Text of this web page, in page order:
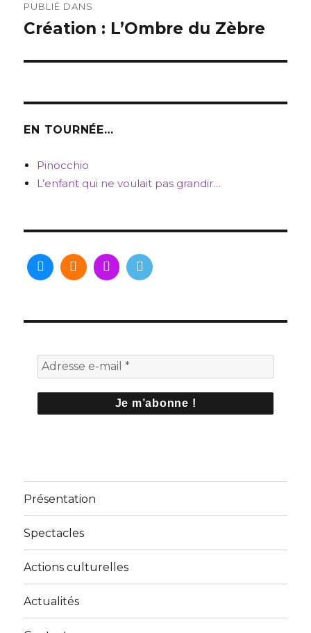
de
PUBLIÉ DANS
Création : L’Ombre du Zèbre
EN TOURNÉE…
Pinocchio
L’enfant qui ne voulait pas grandir…
Présentation
Spectacles
Actions culturelles
Actualités